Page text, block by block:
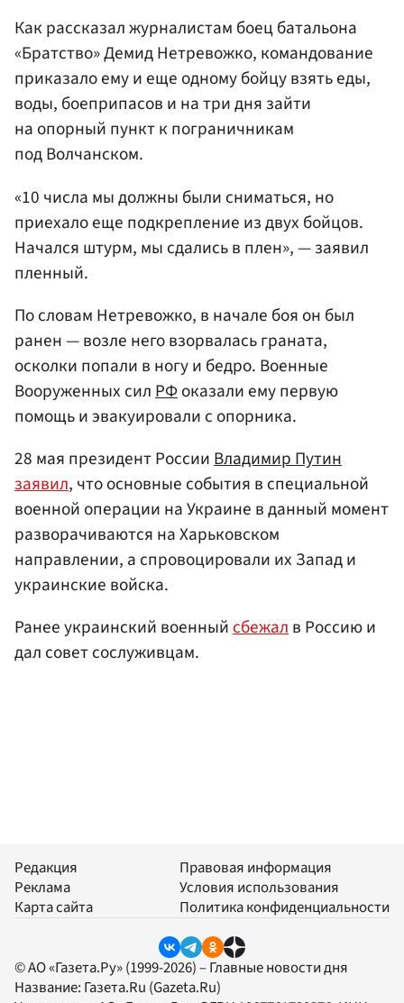
Как рассказал журналистам боец батальона
«Братство» Демид Нетревожко, командование
приказало ему и еще одному бойцу взять еды,
воды, боеприпасов и на три дня зайти
на опорный пункт к пограничникам
под Волчанском.
«10 числа мы должны были сниматься, но
приехало еще подкрепление из двух бойцов.
Начался штурм, мы сдались в плен», — заявил
пленный.
По словам Нетревожко, в начале боя он был
ранен — возле него взорвалась граната,
осколки попали в ногу и бедро. Военные
Вооруженных силРФоказали ему первую
помощь и эвакуировали с опорника.
28 мая президент РоссииВладимир Путин
заявил, что основные события в специальной
военной операции на Украине в данный момент
разворачиваются на Харьковском
направлении, а спровоцировали их Запад и
украинские войска.
Ранее украинский военныйсбежалв Россию и
дал совет сослуживцам.
Редакция
Реклама
Карта сайта
Правовая информация
Условия использования
Политика конфиденциальности
© АО «Газета.Ру» (1999-2026) – Главные новости дня
Название: Газета.Ru (Gazeta.Ru)